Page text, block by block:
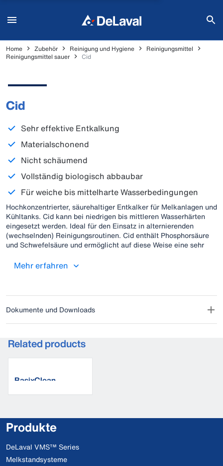
Home Zubehör Reinigung und Hygiene
Reinigungsmittel
Reinigungsmittel sauer
Cid
Cid
Sehr effektive Entkalkung
Materialschonend
Nicht schäumend
Vollständig biologisch abbaubar
Für weiche bis mittelharte Wasserbedingungen
Hochkonzentrierter, säurehaltiger Entkalker für Melkanlagen und
Kühltanks. Cid kann bei niedrigen bis mittleren Wasserhärten
eingesetzt werden. Ideal für den Einsatz in alternierenden
(wechselnden) Reinigungsroutinen. Cid enthält Phosphorsäure
und Schwefelsäure und ermöglicht auf diese Weise eine sehr
Mehr erfahren
Dokumente und Downloads
Related products
BasixClean
Produkte
DeLaval VMS™ Series
Melkstandsysteme